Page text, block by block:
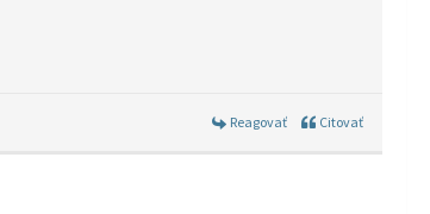
Reagovať Citovať